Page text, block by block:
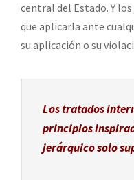
central del Estado. Y
que aplicarla ante
su aplicación o su
Los tratados
principios
jerárquico solo